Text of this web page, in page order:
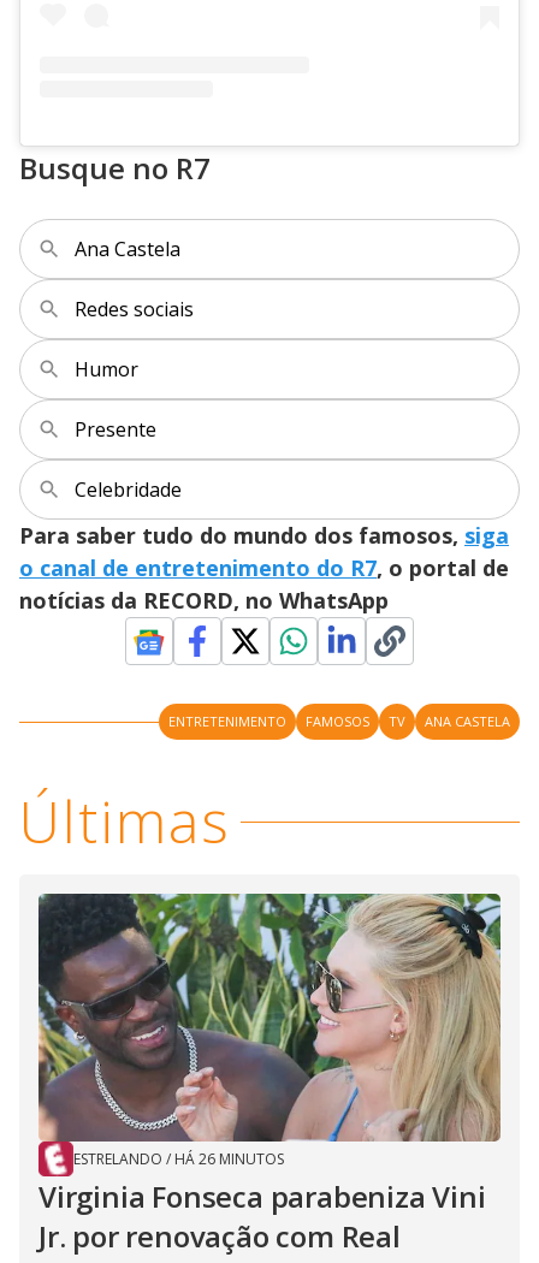
Busque no R7
Ana Castela
Redes sociais
Humor
Presente
Celebridade
Para saber tudo do mundo dos famosos, siga
o canal de entretenimento do R7, o portal de
notícias da RECORD, no WhatsApp
ENTRETENIMENTO FAMOSOS TV ANA CASTELA
Últimas
ESTRELANDO / HÁ 26 MINUTOS
Virginia Fonseca parabeniza Vini
Jr. por renovação com Real